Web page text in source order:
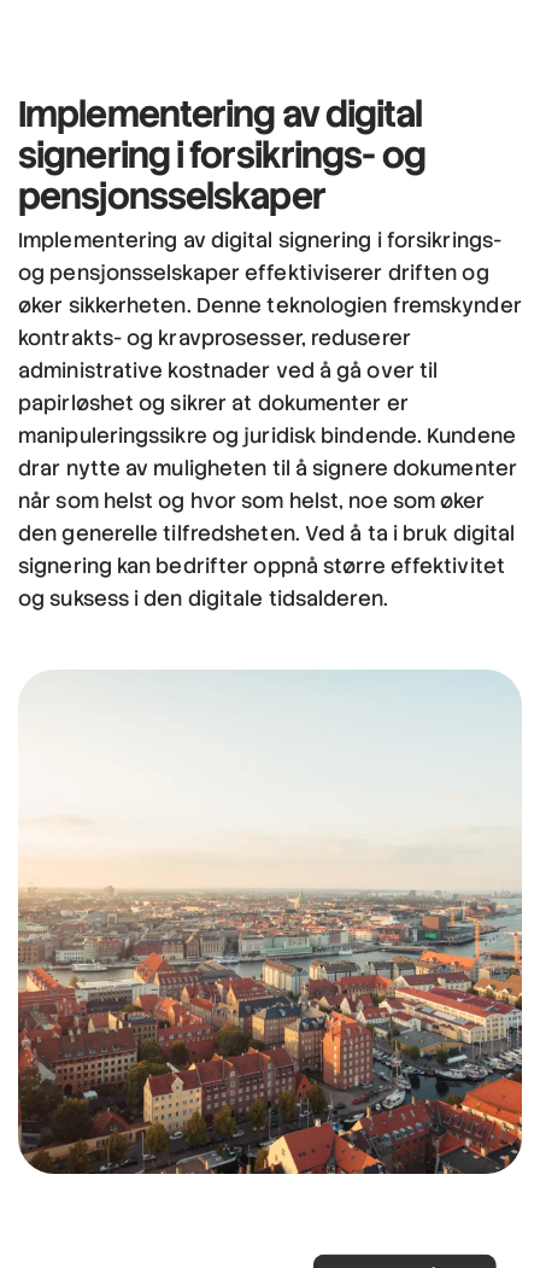
Implementering av digital
signeringi forsikrings- og
pensjonsselskaper
Implementering av digital signering i forsikrings-
og pensjonsselskaper effektiviserer driften og
øker sikkerheten. Denne teknologien fremskynder
kontrakts- og kravprosesser, reduserer
administrative kostnader ved å gå over til
papirløshet og sikrer at dokumenter er
manipuleringssikre og juridisk bindende. Kundene
drar nytte av muligheten til å signere dokumenter
når som helst og hvor som helst, noe som øker
den generelle tilfredsheten. Ved å ta i bruk digital
signering kan bedrifter oppnå større effektivitet
og suksess i den digitale tidsalderen.